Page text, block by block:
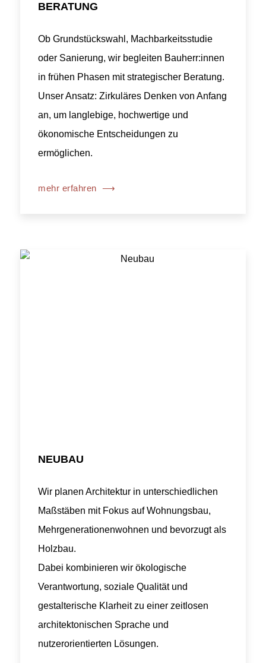
BERATUNG
Ob Grundstückswahl, Machbarkeitsstudie
oder Sanierung, wir begleiten Bauherr:innen
in frühen Phasen mit strategischer Beratung.
Unser Ansatz: Zirkuläres Denken von Anfang
an, um langlebige, hochwertige und
ökonomische Entscheidungen zu
ermöglichen.
mehr erfahren ⟶
NEUBAU
Wir planen Architektur in unterschiedlichen
Maßstäben mit Fokus auf Wohnungsbau,
Mehrgenerationenwohnen und bevorzugt als
Holzbau.
Dabei kombinieren wir ökologische
Verantwortung, soziale Qualität und
gestalterische Klarheit zu einer zeitlosen
architektonischen Sprache und
nutzerorientierten Lösungen.